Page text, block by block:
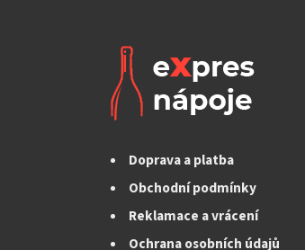
Doprava a platba
Obchodní podmínky
Reklamace a vrácení
Ochrana osobních údajů